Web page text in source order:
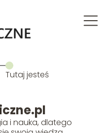
Tutaj jesteś
i nauka, dlatego